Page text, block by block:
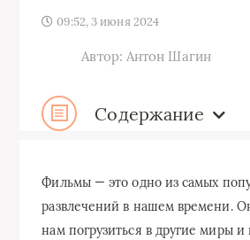
09:52, 3 июня 2024
Автор: Антон Шагин
Содержание
Фильмы — это одно из самых
развлечений в нашем времени.
нам погрузиться в другие миры